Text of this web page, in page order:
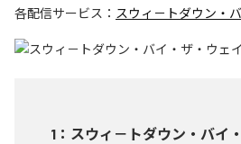
各配信サービス： スウィ－トダウン・
1 ： スウィ－トダウン・バイ